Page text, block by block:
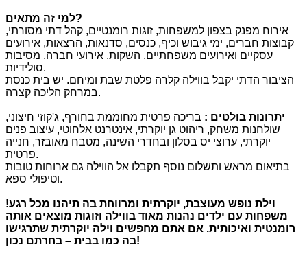
למי זה מתאים?
אירוח מפנק בצפון למשפחות, זוגות רומנטיים, קהל דתי מסורתי,
קבוצות חברים, ימי גיבוש וכיף, כנסים, סדנאות, הרצאות, אירועים
עסקיים ואירועים משפחתיים, השקות, אירועי חברה, מסיבות
סולידיות.
הציבור הדתי יקבל בווילה קלרה פלטת שבת ומיחם. יש בית כנסת
במרחק הליכה קצרה.
יתרונות בולטים : בריכה פרטית מחוממת בחורף, ג'קוזי חיצוני,
שולחנות משחק, ריהוט גן יוקרתי, אינטרנט אלחוטי, עיצוב פנים
יוקרתי, ערוצי יס בסלון ובחדרי השינה, מטבח מאובזר, חנייה
פרטית.
בתיאום מראש ותשלום נוסף תקבלו אל הווילה גם ארוחות טובות
וטיפולי ספא.
וילת נופש מעוצבת, יוקרתית ומרווחת בה תיהנו מכל רגע!
משפחות עם ילדים נהנות מאוד בווילה וזוגות מוצאים אותה
רומנטית ואיכותית. אם אתם מחפשים וילה יוקרתית שתרגישו
בה כמו בבית – בחרתם נכון!